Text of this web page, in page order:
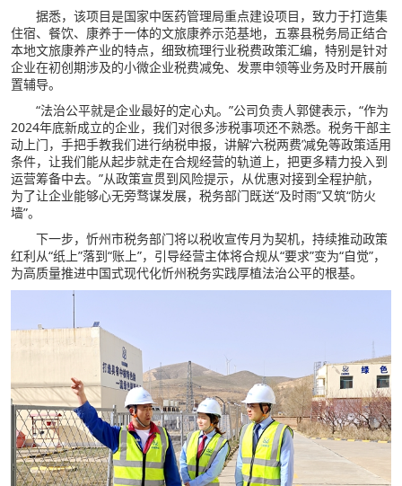
据悉，该项目是国家中医药管理局重点建设项目，致力于打造集
住宿、餐饮、康养于一体的文旅康养示范基地，五寨县税务局正结合
本地文旅康养产业的特点，细致梳理行业税费政策汇编，特别是针对
企业在初创期涉及的小微企业税费减免、发票申领等业务及时开展前
置辅导。
“法治公平就是企业最好的定心丸。”公司负责人郭健表示，“作为
2024年底新成立的企业，我们对很多涉税事项还不熟悉。税务干部主
动上门，手把手教我们进行纳税申报，讲解‘六税两费’减免等政策适用
条件，让我们能从起步就走在合规经营的轨道上，把更多精力投入到
运营筹备中去。”从政策宣贯到风险提示，从优惠对接到全程护航，
为了让企业能够心无旁骛谋发展，税务部门既送“及时雨”又筑“防火
墙”。
下一步，忻州市税务部门将以税收宣传月为契机，持续推动政策
红利从“纸上”落到“账上”，引导经营主体将合规从“要求”变为“自觉”，
为高质量推进中国式现代化忻州税务实践厚植法治公平的根基。